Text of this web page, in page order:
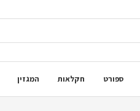
המגזין חקלאות ספורט